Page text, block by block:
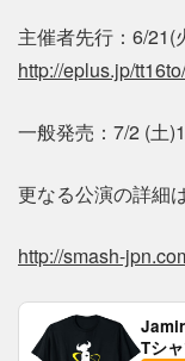
主催者先行：6/21(
http://eplus.jp/tt16to/
一般発売：7/2 (土
更なる公演の詳細
http://smash-
Tシ